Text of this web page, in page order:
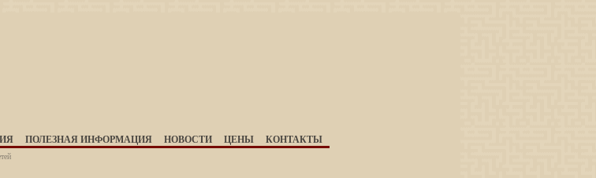
ПОЛЕЗНАЯ ИНФОРМАЦИЯ НОВОСТИ ЦЕНЫ КОНТАКТЫ